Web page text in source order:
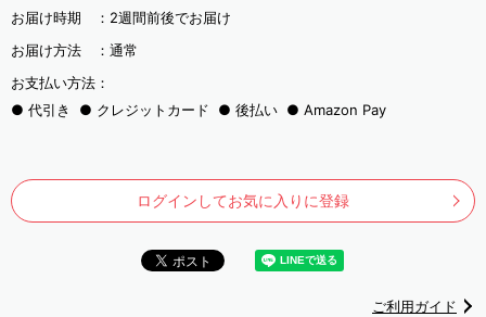
お届け時期 ： 2週間前後でお届け
お届け方法 ： 通常
お支払い方法：
代引き
クレジットカード 後払い Amazon Pay
ログインしてお気に入りに登録
ご利用ガイド